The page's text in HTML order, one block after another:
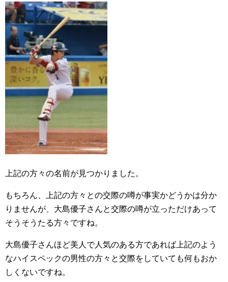
上記の方々の名前が見つかりました。
もちろん、上記の方々との交際の噂が事実かどうかは分か
りませんが、大島優子さんと交際の噂が立っただけあって
そうそうたる方々ですね。
大島優子さんほど美人で人気のある方であれば上記のよう
なハイスペックの男性の方々と交際をしていても何もおか
しくないですね。